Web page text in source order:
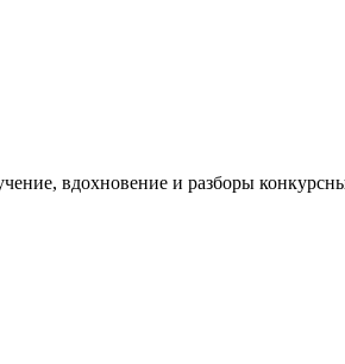
вдохновение и разборы